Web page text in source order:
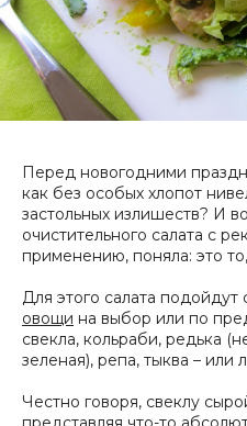
Перед новогодними
как без особых хлопот
застольных излишеств? И
очистительного салата с
применению, поняла: это
Для этого салата
овощи на выбор или по
свекла, кольраби, редька
зеленая), репа, тыква – или
Честно говоря, свеклу